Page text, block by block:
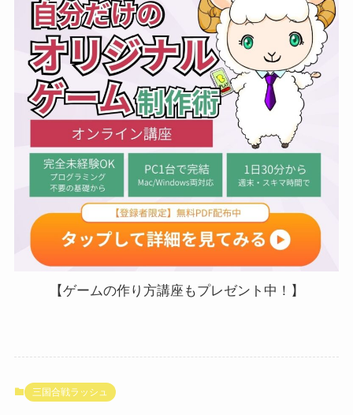
【ゲームの作り方講座もプレゼント中！】
三国合戦ラッシュ